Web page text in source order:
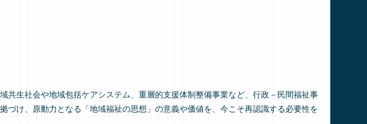
生社会や地域包括ケアシステム、重層的支援体制整備事業など、行政－民間福祉事
け、原動力となる「地域福祉の思想」の意義や価値を、今こそ再認識する必要性を